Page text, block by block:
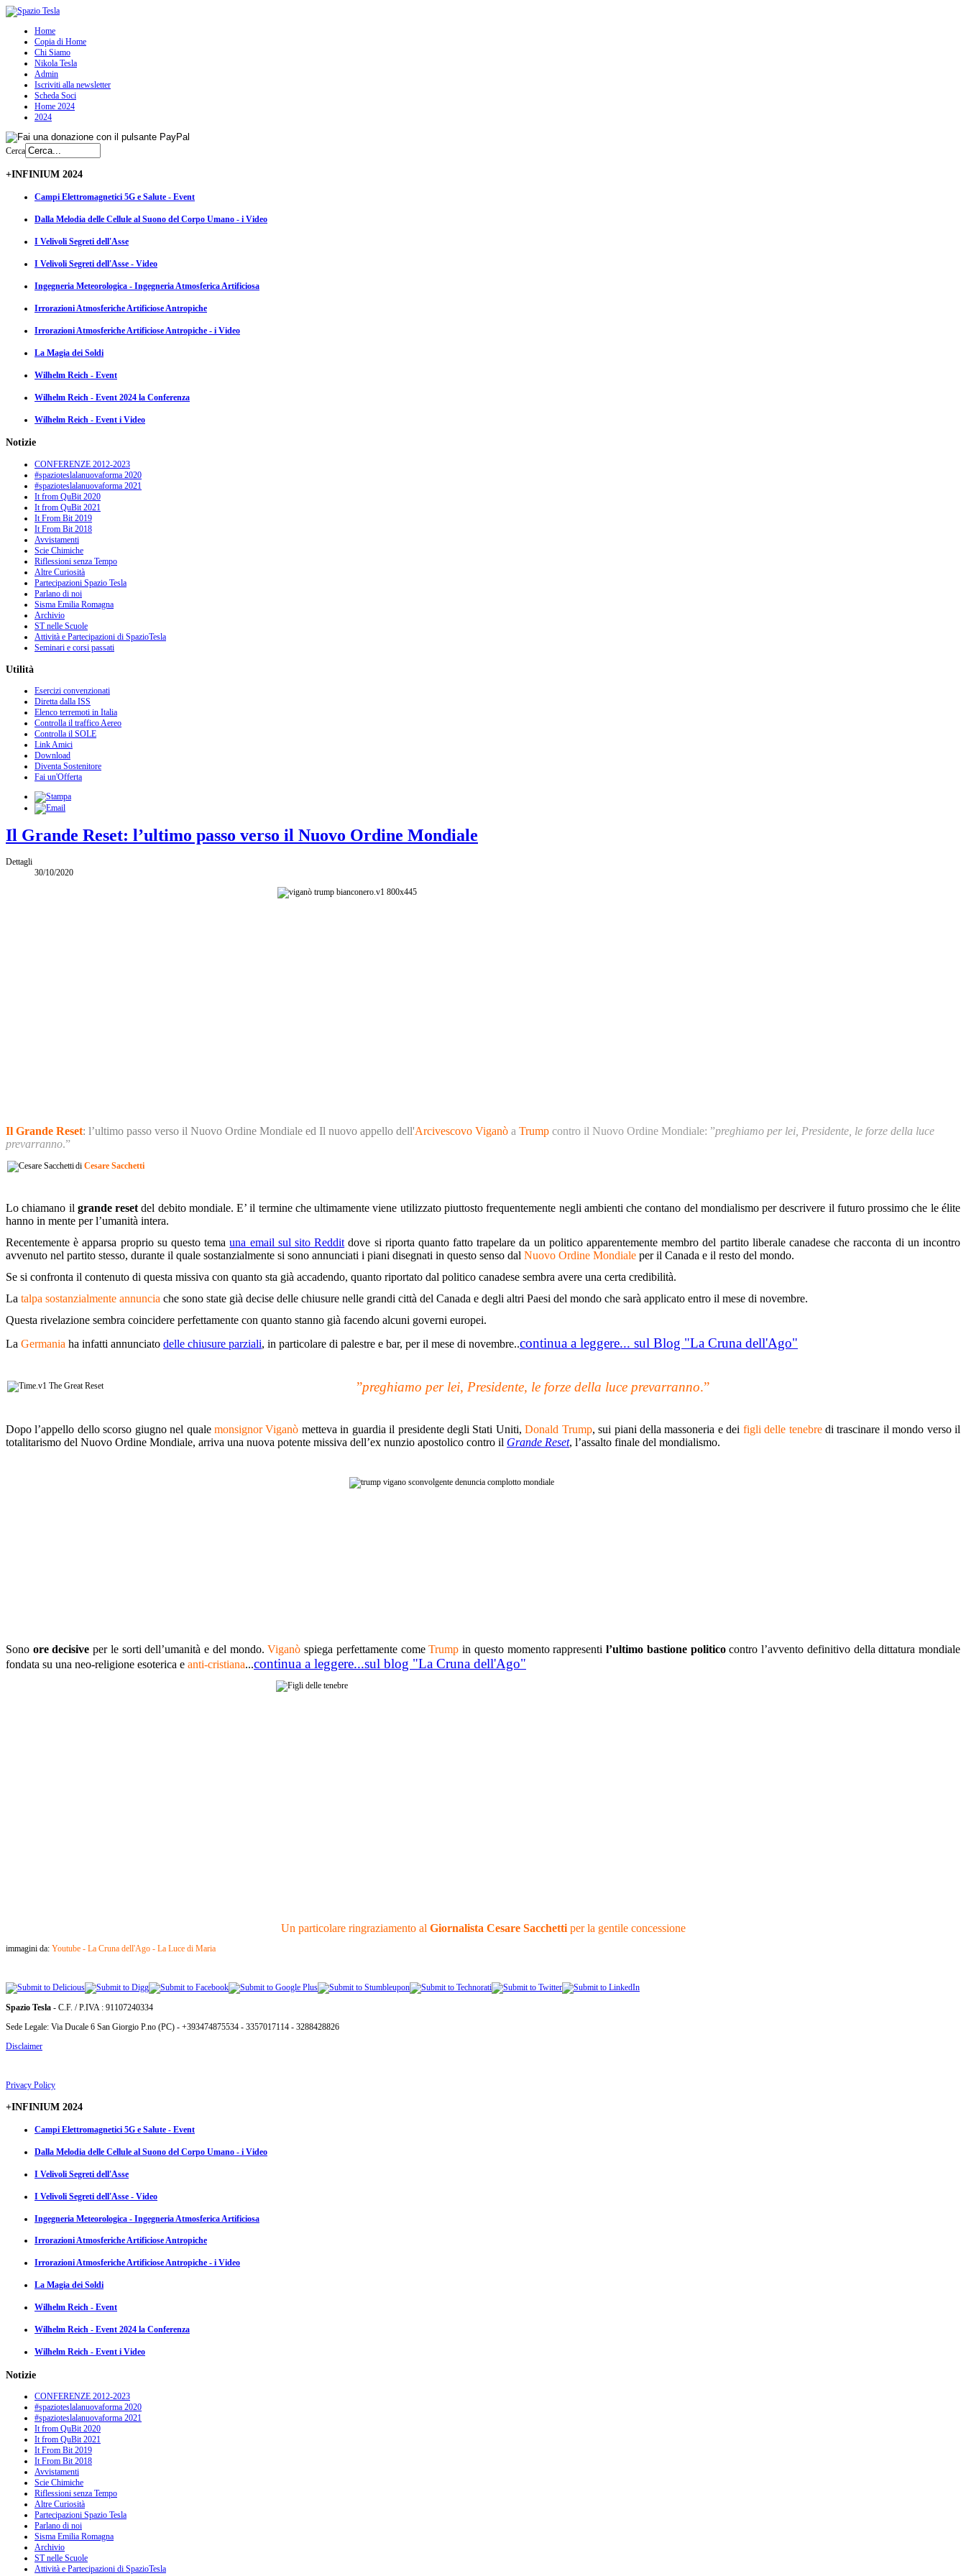
Home
Copia di Home
Chi Siamo
Nikola Tesla
Admin
Iscriviti alla newsletter
Scheda Soci
Home 2024
2024
Cerca
+INFINIUM 2024
Campi Elettromagnetici 5G e Salute - Event
Dalla Melodia delle Cellule al Suono del Corpo Umano - i Video
I Velivoli Segreti dell'Asse
I Velivoli Segreti dell'Asse - Video
Ingegneria Meteorologica - Ingegneria Atmosferica Artificiosa
Irrorazioni Atmosferiche Artificiose Antropiche
Irrorazioni Atmosferiche Artificiose Antropiche - i Video
La Magia dei Soldi
Wilhelm Reich - Event
Wilhelm Reich - Event 2024 la Conferenza
Wilhelm Reich - Event i Video
Notizie
CONFERENZE 2012-2023
#spazioteslalanuovaforma 2020
#spazioteslalanuovaforma 2021
It from QuBit 2020
It from QuBit 2021
It From Bit 2019
It From Bit 2018
Avvistamenti
Scie Chimiche
Riflessioni senza Tempo
Altre Curiosità
Partecipazioni Spazio Tesla
Parlano di noi
Sisma Emilia Romagna
Archivio
ST nelle Scuole
Attività e Partecipazioni di SpazioTesla
Seminari e corsi passati
Utilità
Esercizi convenzionati
Diretta dalla ISS
Elenco terremoti in Italia
Controlla il traffico Aereo
Controlla il SOLE
Link Amici
Download
Diventa Sostenitore
Fai un'Offerta
Il Grande Reset: l’ultimo passo verso il Nuovo Ordine Mondiale
Dettagli
30/10/2020
Il Grande Reset: l’ultimo passo verso il Nuovo Ordine Mondiale ed Il nuovo appello dell'Arcivescovo Viganò a Trump contro il Nuovo Ordine Mondiale: ”preghiamo per lei, Presidente, le forze della luce
prevarranno.”
di Cesare Sacchetti
Lo chiamano il grande reset del debito mondiale. E’ il termine che ultimamente viene utilizzato piuttosto frequentemente negli ambienti che contano del mondialismo per descrivere il futuro prossimo che le élite
hanno in mente per l’umanità intera.
Recentemente è apparsa proprio su questo temauna email sul sito Reddit dove si riporta quanto fatto trapelare da un politico apparentemente membro del partito liberale canadese che racconta di un incontro
avvenuto nel partito stesso, durante il quale sostanzialmente si sono annunciati i piani disegnati in questo senso dal Nuovo Ordine Mondiale per il Canada e il resto del mondo.
Se si confronta il contenuto di questa missiva con quanto sta già accadendo, quanto riportato dal politico canadese sembra avere una certa credibilità.
La talpa sostanzialmente annuncia che sono state già decise delle chiusure nelle grandi città del Canada e degli altri Paesi del mondo che sarà applicato entro il mese di novembre.
Questa rivelazione sembra coincidere perfettamente con quanto stanno già facendo alcuni governi europei.
La Germania ha infatti annunciato delle chiusure parziali, in particolare di palestre e bar, per il mese di novembre..continua a leggere... sul Blog "La Cruna dell'Ago"
”preghiamo per lei, Presidente, le forze della luce prevarranno.”
Dopo l’appello dello scorso giugno nel quale monsignor Viganò metteva in guardia il presidente degli Stati Uniti,Donald Trump, sui piani della massoneria e dei figli delle tenebredi trascinare il mondo verso il
totalitarismo del Nuovo Ordine Mondiale, arriva una nuova potente missiva dell’ex nunzio apostolico contro il Grande Reset, l’assalto finale del mondialismo.
Sono ore decisive per le sorti dell’umanità e del mondo.Viganò spiega perfettamente comeTrump in questo momento rappresentil’ultimo bastione politicocontro l’avvento definitivo della dittatura mondiale
fondata su una neo-religione esoterica e anti-cristiana...continua a leggere...sul blog "La Cruna dell'Ago"
Un particolare ringraziamento al Giornalista Cesare Sacchetti per la gentile concessione
immagini da: Youtube - La Cruna dell'Ago - La Luce di Maria
Spazio Tesla - C.F. / P.IVA : 91107240334
Sede Legale: Via Ducale 6 San Giorgio P.no (PC) - +393474875534 - 3357017114 - 3288428826
Disclaimer
Privacy Policy
+INFINIUM 2024
Campi Elettromagnetici 5G e Salute - Event
Dalla Melodia delle Cellule al Suono del Corpo Umano - i Video
I Velivoli Segreti dell'Asse
I Velivoli Segreti dell'Asse - Video
Ingegneria Meteorologica - Ingegneria Atmosferica Artificiosa
Irrorazioni Atmosferiche Artificiose Antropiche
Irrorazioni Atmosferiche Artificiose Antropiche - i Video
La Magia dei Soldi
Wilhelm Reich - Event
Wilhelm Reich - Event 2024 la Conferenza
Wilhelm Reich - Event i Video
Notizie
CONFERENZE 2012-2023
#spazioteslalanuovaforma 2020
#spazioteslalanuovaforma 2021
It from QuBit 2020
It from QuBit 2021
It From Bit 2019
It From Bit 2018
Avvistamenti
Scie Chimiche
Riflessioni senza Tempo
Altre Curiosità
Partecipazioni Spazio Tesla
Parlano di noi
Sisma Emilia Romagna
Archivio
ST nelle Scuole
Attività e Partecipazioni di SpazioTesla